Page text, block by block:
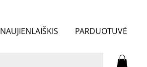
NAUJIENLAIŠKIS PARDUOTUVĖ